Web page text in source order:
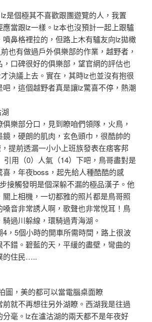
個極其不喜歡跟團遊覽的人，我置
當跟lz一樣。lz本也沒預計一起上跟驢
噴鼻格裡拉的，但路上木有驢友向lz拋橄
也有做過戶外俱樂部的作業，越野者，
，口碑很好的俱樂部，望官網的評估也
決議上去。實在，其時lz也並沒有抱很
，這個越野者真是讓lz驚喜不停，熱潮
部分口，見到瞭咱們領隊，火鳥，
鏡，硬朗的肌肉，玄色頭巾，很酷帥的
提前透漏一小小上班族發表在痞客邦
引用（0）人氣（14）下吧，鳥哥盡對是
，年夜boss，起先給人種酷酷的感
接觸發明是個深躲不漏的極品漢子。他
關上相機，一切都雅的照片都是鳥哥照
嗓音非常誘人啊，歌聲也非常悅耳！鳥
過川躲線，環騎過青海湖。
5個小時的開車所需時間，路上很波
錯。碧藍的天，平緩的盡壁，彎曲的
的住民…..
，美的都可以當電腦桌面瞭
就不再想往另外湖瞭。西湖我是往過
分毫。lz在瀘沽湖的兩天都不是年夜好